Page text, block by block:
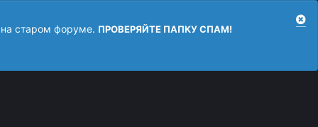
на старом форуме. ПРОВЕРЯЙТЕ ПАПКУ СПАМ!